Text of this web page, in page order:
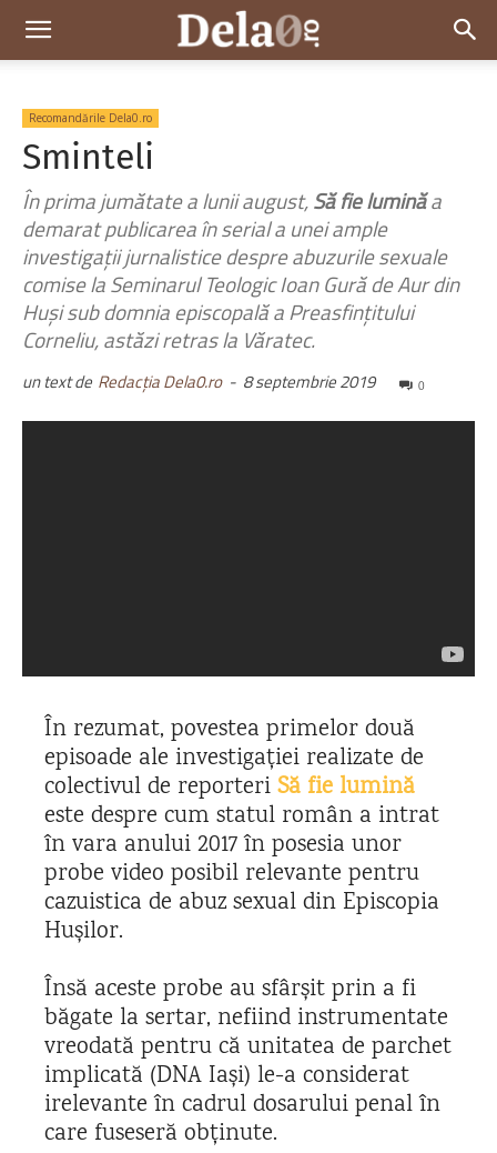
Dela0
Recomandările Dela0.ro
Sminteli
În prima jumătate a lunii august,Să fie luminăa
demarat publicarea în serial a unei ample
investigații jurnalistice despre abuzurile sexuale
comise la Seminarul Teologic Ioan Gură de Aur din
Huși sub domnia episcopală a Preasfințitului
Corneliu, astăzi retras la Văratec.
un text de Redacția Dela0.ro - 8 septembrie 2019 0
În rezumat, povestea primelor două
episoade ale investigației realizate de
colectivul de reporteriSă fie lumină
este despre cum statul român a intrat
în vara anului 2017 în posesia unor
probe video posibil relevante pentru
cazuistica de abuz sexual din Episcopia
Hușilor.
Însă aceste probe au sfârșit prin a fi
băgate la sertar, nefiind instrumentate
vreodată pentru că unitatea de parchet
implicată (DNA Iași) le-a considerat
irelevante în cadrul dosarului penal în
care fuseseră obținute.